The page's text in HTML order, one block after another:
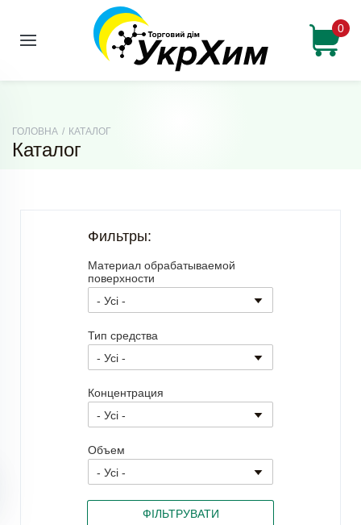
0
ГОЛОВНА / КАТАЛОГ
Каталог
Фильтры:
Материал обрабатываемой
поверхности
Тип средства
Концентрация
Объем